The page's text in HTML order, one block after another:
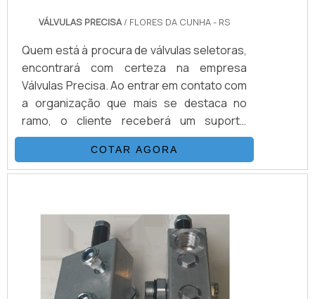
VÁLVULAS PRECISA/ FLORES DA CUNHA - RS
Quem está à procura de válvulas seletoras,
encontrará com certeza na empresa
Válvulas Precisa. Ao entrar em contato com
a organização que mais se destaca no
ramo, o cliente receberá um suporte
completo para sanar eventuais dúvidas
sobre o produto a ser adquirido.Quando o
quesito é válvulas seletoras, com a melhor
benefício e atendimento eficaz em todo o
COTAR AGORA